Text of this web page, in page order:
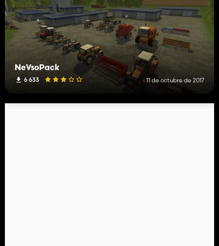
NeVsoPack
6 633 11 de octubre de 2017